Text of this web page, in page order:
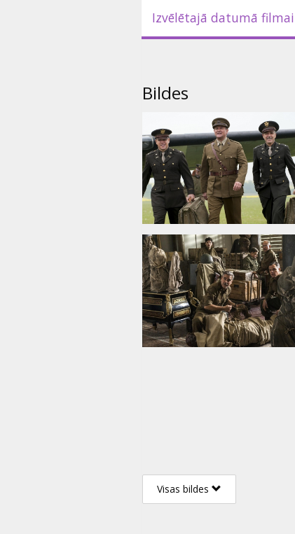
Izvēlētajā datumā filmai
Bildes
Visas bildes